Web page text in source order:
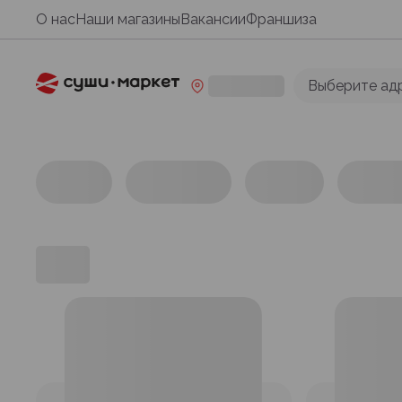
О насНаши магазиныВакансииФраншиза
Выберите